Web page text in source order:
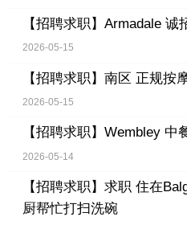
【招聘求职】 Armadale 诚
2026-05-15
【招聘求职】 南区 正规按
2026-05-15
【招聘求职】 Wembley 中
2026-05-14
【招聘求职】 求职 住在
厨帮忙打扫洗碗